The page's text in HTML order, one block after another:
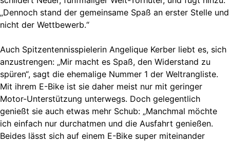
„Dennoch stand der gemeinsame Spaß an erster Stelle und
nicht der Wettbewerb.“
Auch Spitzentennisspielerin Angelique Kerber liebt es, sich
anzustrengen: „Mir macht es Spaß, den Widerstand zu
spüren“, sagt die ehemalige Nummer 1 der Weltrangliste.
Mit ihrem E-Bike ist sie daher meist nur mit geringer
Motor-Unterstützung unterwegs. Doch gelegentlich
genießt sie auch etwas mehr Schub: „Manchmal möchte
ich einfach nur durchatmen und die Ausfahrt genießen.
Beides lässt sich auf einem E-Bike super miteinander